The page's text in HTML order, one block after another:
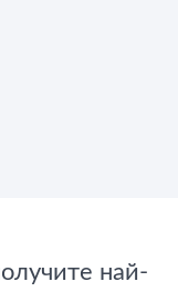
най-